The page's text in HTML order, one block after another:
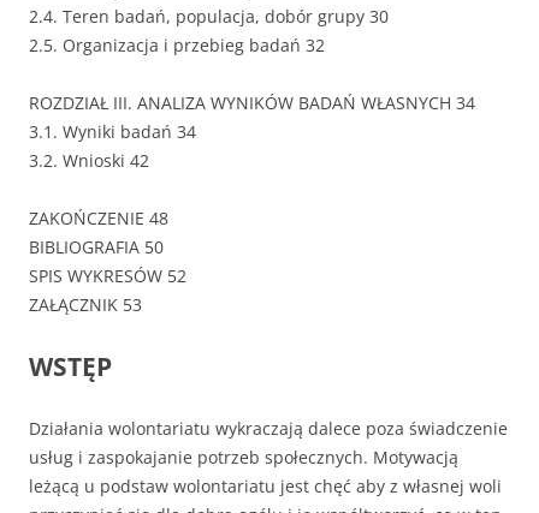
2.4. Teren badań, populacja, dobór grupy 30
2.5. Organizacja i przebieg badań 32
ROZDZIAŁ III. ANALIZA WYNIKÓW BADAŃ WŁASNYCH 34
3.1. Wyniki badań 34
3.2. Wnioski 42
ZAKOŃCZENIE 48
BIBLIOGRAFIA 50
SPIS WYKRESÓW 52
ZAŁĄCZNIK 53
WSTĘP
Działania wolontariatu wykraczają dalece poza świadczenie
usług i zaspokajanie potrzeb społecznych. Motywacją
leżącą u podstaw wolontariatu jest chęć aby z własnej woli